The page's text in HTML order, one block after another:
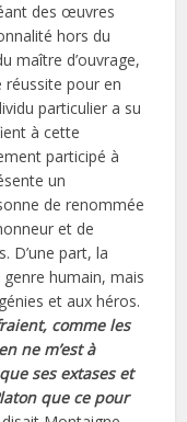
des œuvres
hors du
maître d’ouvrage,
réussite pour en
particulier a su
à cette
participé à
un
de renommée
et de
D’une part, la
humain, mais
et aux héros.
comme les
ne m’est à
ses extases et
que ce pour